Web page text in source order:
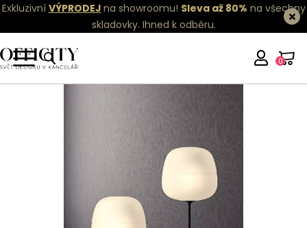
Exkluzivní VÝPRODEJ na showroomu! Sleva až 80% na všechny
skladovky. Ihned k odběru.
0